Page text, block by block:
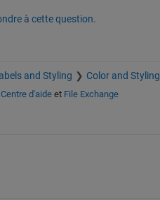
à cette question.
and Styling Color and Styling
Centre d'aideet File Exchange